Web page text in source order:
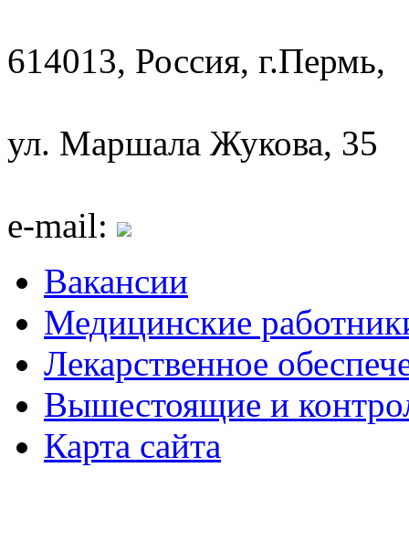
614013, Россия, г.Пермь,
ул. Маршала Жукова, 35
e-mail:
Вакансии
Медицинские
Лекарственное
Вышестоящие и
Карта сайта